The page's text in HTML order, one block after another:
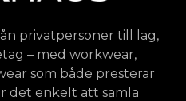
privatpersoner till lag,
– med workwear,
som både presterar
det enkelt att samla